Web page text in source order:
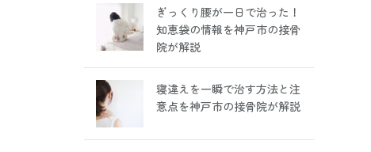
ぎっくり腰が一日で治った！
知恵袋の情報を神戸市の接骨
院が解説
寝違えを一瞬で治す方法と注
意点を神戸市の接骨院が解説